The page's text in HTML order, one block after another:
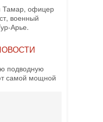
подводную
самой мощной
прошла на
у власти?
выборы в